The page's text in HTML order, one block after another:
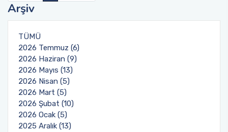
Arşiv
TÜMÜ
2026 Temmuz (6)
2026 Haziran (9)
2026 Mayıs (13)
2026 Nisan (5)
2026 Mart (5)
2026 Şubat (10)
2026 Ocak (5)
2025 Aralık (13)